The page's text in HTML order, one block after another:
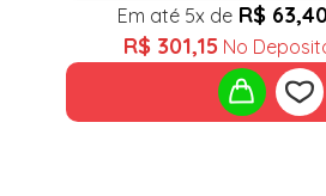
Em até 5x de R$
R$ 301,15 No